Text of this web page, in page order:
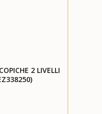
2 LIVELLI